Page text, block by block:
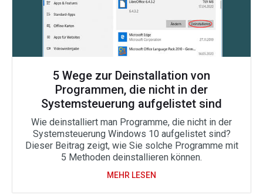
5 Wege zur Deinstallation von
Programmen, die nicht in der
Systemsteuerung aufgelistet sind
Wie deinstalliert man Programme, die nicht in der
Systemsteuerung Windows 10 aufgelistet sind?
Dieser Beitrag zeigt, wie Sie solche Programme mit
5 Methoden deinstallieren können.
MEHR LESEN